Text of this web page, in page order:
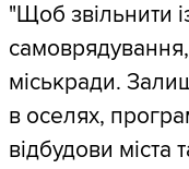
"Щоб звільнити
міськради.
в оселях,
відбудови